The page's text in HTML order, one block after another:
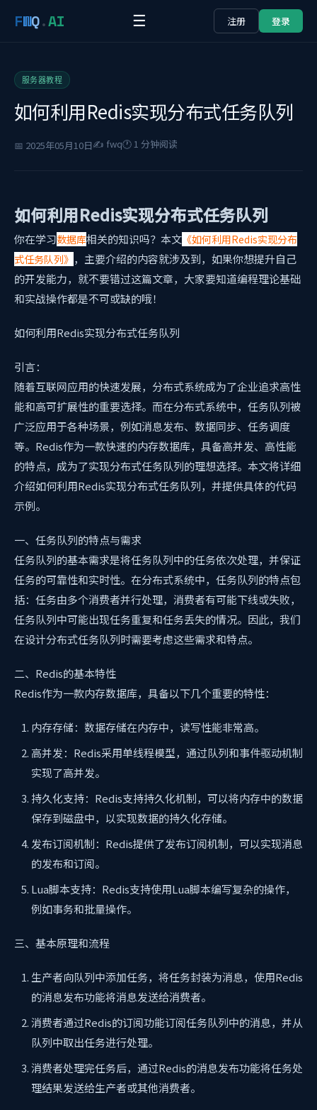
FWQ.AI ☰ 注册 登录
服务器教程
如何利用Redis实现分布式任务队列
📅 2025年05月10日✍️ fwq🕐 1 分钟阅读
如何利用Redis实现分布式任务队列
你在学习数据库相关的知识吗？本文 《如何利用Redis实现分布
式任务队列》 ，主要介绍的内容就涉及到，如果你想提升自己
的开发能力，就不要错过这篇文章，大家要知道编程理论基础
和实战操作都是不可或缺的哦！
如何利用Redis实现分布式任务队列
引言：
随着互联网应用的快速发展，分布式系统成为了企业追求高性
能和高可扩展性的重要选择。而在分布式系统中，任务队列被
广泛应用于各种场景，例如消息发布、数据同步、任务调度
等。Redis作为一款快速的内存数据库，具备高并发、高性能
的特点，成为了实现分布式任务队列的理想选择。本文将详细
介绍如何利用Redis实现分布式任务队列，并提供具体的代码
示例。
一、任务队列的特点与需求
任务队列的基本需求是将任务队列中的任务依次处理，并保证
任务的可靠性和实时性。在分布式系统中，任务队列的特点包
括：任务由多个消费者并行处理，消费者有可能下线或失败，
任务队列中可能出现任务重复和任务丢失的情况。因此，我们
在设计分布式任务队列时需要考虑这些需求和特点。
二、Redis的基本特性
Redis作为一款内存数据库，具备以下几个重要的特性：
内存存储：数据存储在内存中，读写性能非常高。
高并发：Redis采用单线程模型，通过队列和事件驱动机制
实现了高并发。
持久化支持：Redis支持持久化机制，可以将内存中的数据
保存到磁盘中，以实现数据的持久化存储。
发布订阅机制：Redis提供了发布订阅机制，可以实现消息
的发布和订阅。
Lua脚本支持：Redis支持使用Lua脚本编写复杂的操作，
例如事务和批量操作。
三、基本原理和流程
生产者向队列中添加任务，将任务封装为消息，使用Redis
的消息发布功能将消息发送给消费者。
消费者通过Redis的订阅功能订阅任务队列中的消息，并从
队列中取出任务进行处理。
消费者处理完任务后，通过Redis的消息发布功能将任务处
理结果发送给生产者或其他消费者。